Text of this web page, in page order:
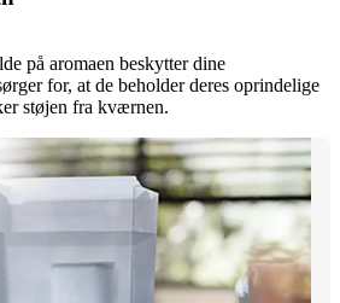
på aromaen beskytter dine
for, at de beholder deres oprindelige
støjen fra kværnen.